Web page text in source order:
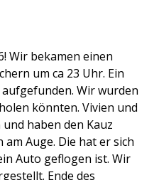
Wir bekamen einen
um ca 23 Uhr. Ein
Wir wurden
könnten. Vivien und
haben den Kauz
Auge. Die hat er sich
Auto geflogen ist. Wir
Ende des